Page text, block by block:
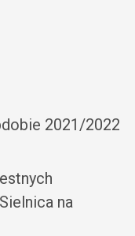
2021/2022
na